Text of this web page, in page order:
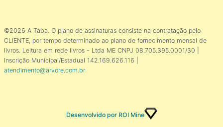
©2026 A Taba. O plano de assinaturas consiste na contratação pelo
CLIENTE, por tempo determinado ao plano de fornecimento mensal de
livros. Leitura em rede livros - Ltda ME CNPJ 08.705.395.0001/30 |
Inscrição Municipal/Estadual 142.169.626.116 |
atendimento@arvore.com.br
Desenvolvido por ROI Mine